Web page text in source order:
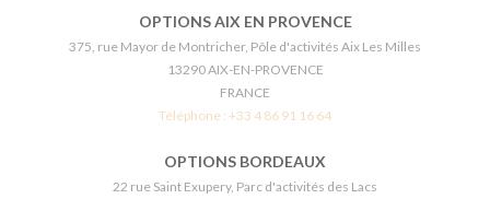
OPTIONS AIX EN PROVENCE
375, rue Mayor de Montricher, Pôle d'activités Aix Les Milles
13290 AIX-EN-PROVENCE
FRANCE
Téléphone : +33 4 86 91 16 64
OPTIONS BORDEAUX
22 rue Saint Exupery, Parc d'activités des Lacs